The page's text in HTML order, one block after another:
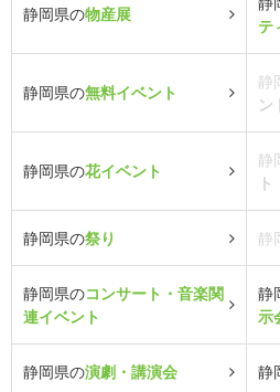
静岡県の物産展
テ
静岡県の無料イベント
静
ン
静岡県の花イベント
静
ト
静岡県の祭り 静
静岡県のコンサート・音楽関
連イベント
静
示
静岡県の演劇・講演会 静